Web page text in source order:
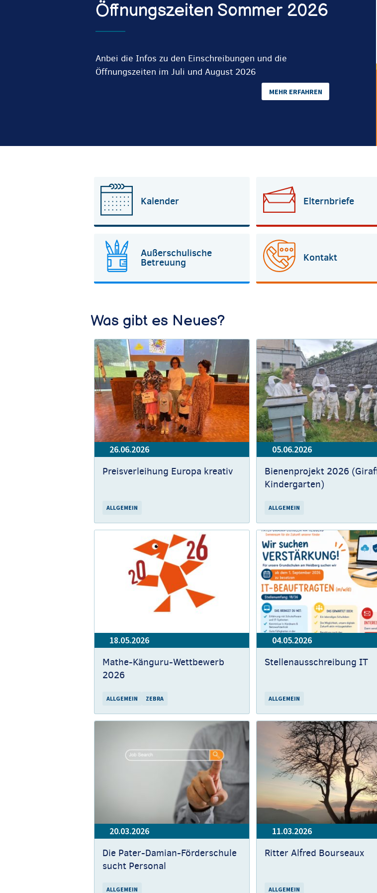
Öffnungszeiten Sommer 2026
Anbei die Infos zu den Einschreibungen und die
Öffnungszeiten im Juli und August 2026
MEHR ERFAHREN
Kalender Elternbriefe
Außerschulische
Betreuung Kontakt
Was gibt es Neues?
26.06.2026
Preisverleihung Europa kreativ
ALLGEMEIN
05.06.2026
Bienenprojekt 2026
Kindergarten)
ALLGEMEIN
18.05.2026
Mathe-Känguru-Wettbewerb
2026
ALLGEMEIN ZEBRA
04.05.2026
Stellenausschreibung IT
ALLGEMEIN
20.03.2026
Die Pater-Damian-Förderschule
sucht Personal
ALLGEMEIN
11.03.2026
Ritter Alfred Bourseaux
ALLGEMEIN